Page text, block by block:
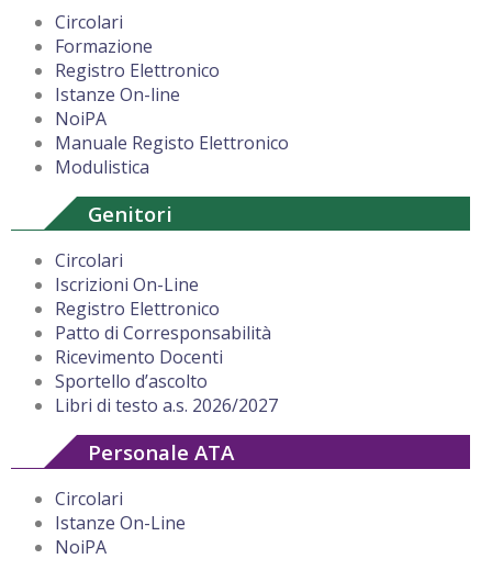
Circolari
Formazione
Registro Elettronico
Istanze On-line
NoiPA
Manuale Registo Elettronico
Modulistica
Genitori
Circolari
Iscrizioni On-Line
Registro Elettronico
Patto di Corresponsabilità
Ricevimento Docenti
Sportello d’ascolto
Libri di testo a.s. 2026/2027
Personale ATA
Circolari
Istanze On-Line
NoiPA